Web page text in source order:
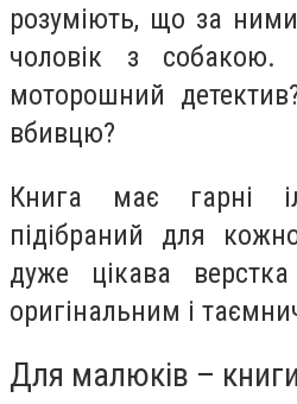
розуміють, що за
чоловік з собакою.
моторошний
вбивцю?
Книга має гарні
підібраний для
дуже цікава
оригінальним і
Для малюків –